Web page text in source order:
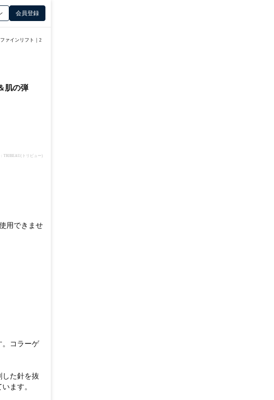
会員登録
ァインリフト｜2
肌の弾
TRIBEAU(トリビュー)
用できませ
。コラーゲ
した針を抜
ます。